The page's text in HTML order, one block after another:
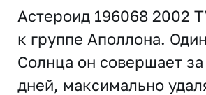
Астероид 196068 2002
к группе Аполлона.
Солнца он совершает
дней, максимально